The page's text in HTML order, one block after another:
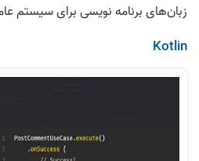
زبان‌های برنامه‌ نویسی برای سیستم
Kotlin